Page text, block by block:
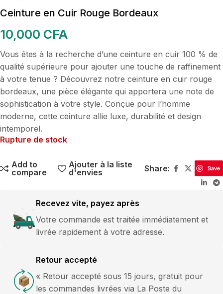
Ceinture en Cuir Rouge Bordeaux
10,000 CFA
Vous êtes à la recherche d’une ceinture en cuir 100 % de
qualité supérieure pour ajouter une touche de raffinement
à votre tenue ? Découvrez notre ceinture en cuir rouge
bordeaux, une pièce élégante qui apportera une note de
sophistication à votre style. Conçue pour l’homme
moderne, cette ceinture allie luxe, durabilité et design
intemporel.
Rupture de stock
Add to
compare
Ajouter à la liste
d'envies
Share: Save
Recevez vite, payez après
Votre commande est traitée immédiatement et
livrée rapidement à votre adresse.
Retour accepté
« Retour accepté sous 15 jours, gratuit pour
les commandes livrées via La Poste du